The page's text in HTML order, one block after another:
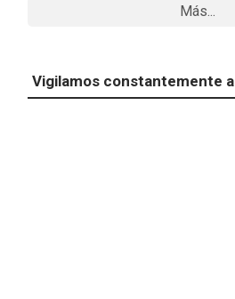
Más...
Vigilamos constantemente a